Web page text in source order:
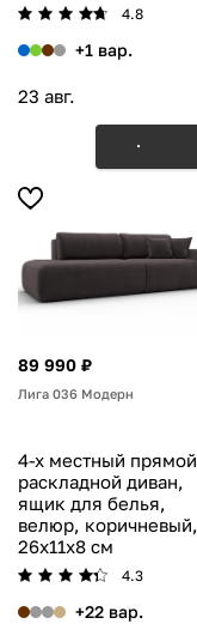
4.8
+1 вар.
23 авг.
89 990 ₽
Лига 036 Модерн
4-х местный прямой
раскладной диван,
ящик для белья,
велюр, коричневый,
26x11x8 см
4.3
+22 вар.